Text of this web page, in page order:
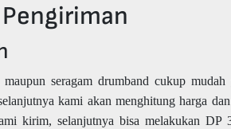
seragam drumband cukup
kami akan menghitung harga
kirim, selanjutnya bisa melakukan DP